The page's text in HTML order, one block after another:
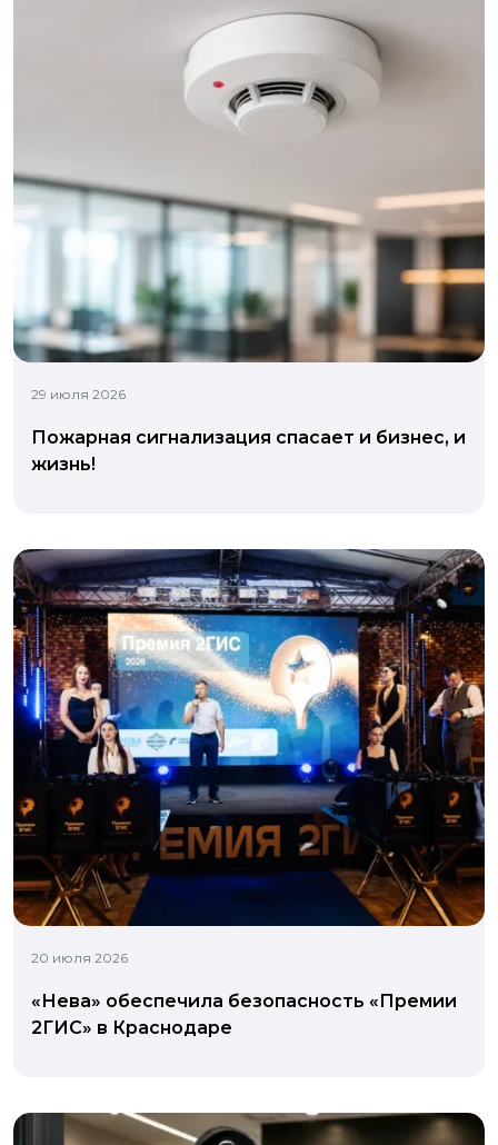
29 июля 2026
Пожарная сигнализация спасает и бизнес, и
жизнь!
20 июля 2026
«Нева» обеспечила безопасность «Премии
2ГИС» в Краснодаре